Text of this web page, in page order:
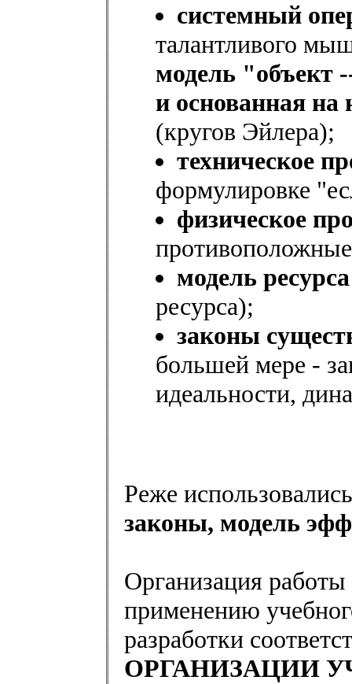
системный
талантливого
модель "объект
и основанная
(кругов Эйлера);
техническое
формулировке
физическое
модель ресурса
ресурса);
законы
большей мере -
идеальности,
Реже
законы, модель
Организация
применению
разработки
ОРГАНИЗАЦИИ